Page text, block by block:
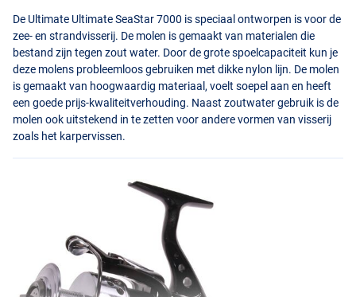
De Ultimate Ultimate SeaStar 7000 is speciaal ontworpen is voor de
zee- en strandvisserij. De molen is gemaakt van materialen die
bestand zijn tegen zout water. Door de grote spoelcapaciteit kun je
deze molens probleemloos gebruiken met dikke nylon lijn. De molen
is gemaakt van hoogwaardig materiaal, voelt soepel aan en heeft
een goede prijs-kwaliteitverhouding. Naast zoutwater gebruik is de
molen ook uitstekend in te zetten voor andere vormen van visserij
zoals het karpervissen.